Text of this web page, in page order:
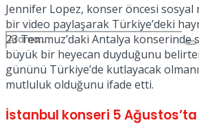
Jennifer Lopez, konser öncesi sosyal
bir video paylaşarak Türkiye’deki
23 Temmuz’daki Antalya konserinde
büyük bir heyecan duyduğunu
gününü Türkiye’de kutlayacak
mutluluk olduğunu ifade etti.
İstanbul konseri 5 Ağustos’ta